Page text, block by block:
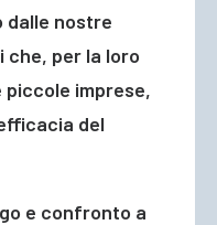
dalle nostre
che, per la loro
imprese,
del
e confronto a